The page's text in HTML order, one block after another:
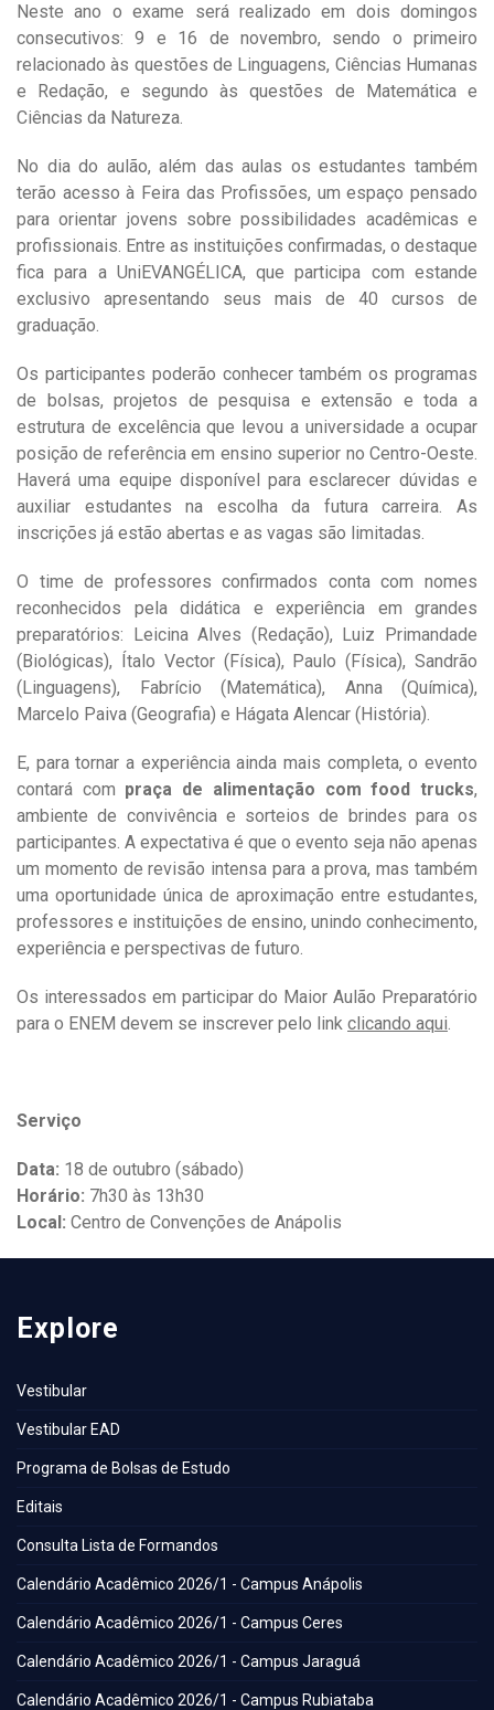
Neste ano o exame será realizado em dois domingos
consecutivos: 9 e 16 de novembro, sendo o primeiro
relacionado às questões de Linguagens, Ciências Humanas
e Redação, e segundo às questões de Matemática e
Ciências da Natureza.
No dia do aulão, além das aulas os estudantes também
terão acesso à Feira das Profissões, um espaço pensado
para orientar jovens sobre possibilidades acadêmicas e
profissionais. Entre as instituições confirmadas, o destaque
fica para a UniEVANGÉLICA, que participa com estande
exclusivo apresentando seus mais de 40 cursos de
graduação.
Os participantes poderão conhecer também os programas
de bolsas, projetos de pesquisa e extensão e toda a
estrutura de excelência que levou a universidade a ocupar
posição de referência em ensino superior no Centro-Oeste.
Haverá uma equipe disponível para esclarecer dúvidas e
auxiliar estudantes na escolha da futura carreira. As
inscrições já estão abertas e as vagas são limitadas.
O time de professores confirmados conta com nomes
reconhecidos pela didática e experiência em grandes
preparatórios: Leicina Alves (Redação), Luiz Primandade
(Biológicas), Ítalo Vector (Física), Paulo (Física), Sandrão
(Linguagens), Fabrício (Matemática), Anna (Química),
Marcelo Paiva (Geografia) e Hágata Alencar (História).
E, para tornar a experiência ainda mais completa, o evento
contará com praça de alimentação com food trucks,
ambiente de convivência e sorteios de brindes para os
participantes. A expectativa é que o evento seja não apenas
um momento de revisão intensa para a prova, mas também
uma oportunidade única de aproximação entre estudantes,
professores e instituições de ensino, unindo conhecimento,
experiência e perspectivas de futuro.
Os interessados em participar do Maior Aulão Preparatório
para o ENEM devem se inscrever pelo link clicando aqui
Serviço
Data: 18 de outubro (sábado)
Horário: 7h30 às 13h30
Local: Centro de Convenções de Anápolis
Explore
Vestibular
Vestibular EAD
Programa de Bolsas de Estudo
Editais
Consulta Lista de Formandos
Calendário Acadêmico 2026/1 - Campus Anápolis
Calendário Acadêmico 2026/1 - Campus Ceres
Calendário Acadêmico 2026/1 - Campus Jaraguá
Calendário Acadêmico 2026/1 - Campus Rubiataba